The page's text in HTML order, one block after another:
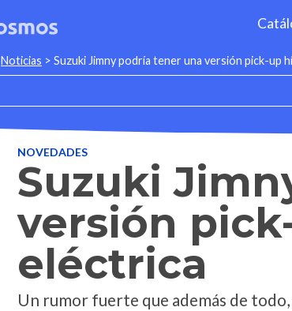
Noticias > Suzuki Jimny podría tener una versión pick-up
NOVEDADES
Suzuki
versión
eléctrica
Un rumor fuerte que además de